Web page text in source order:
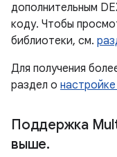
дополнительным
коду. Чтобы
библиотеки, см.
Для получения
раздел о
Поддержка
выше.